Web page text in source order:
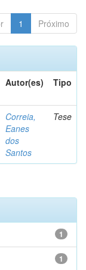
1 Próximo
Autor(es) Tipo
Correia,
Eanes
dos
Santos
Tese
1
1